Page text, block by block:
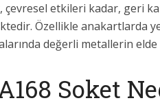
çevresel etkileri kadar, geri
Özellikle anakartlarda
değerli metallerin
Soket